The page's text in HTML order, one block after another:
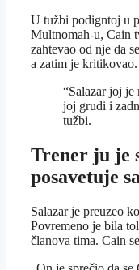
U tužbi podigntoj u
Multnomah-u, Cain
zahtevao od nje da
a zatim je kritikovao.
“Salazar joj je
joj grudi i
tužbi.
Trener ju je
posavetuje
Salazar je preuzeo
Povremeno je bila
članova tima. Cain